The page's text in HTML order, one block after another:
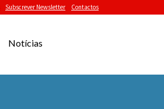
Subscrever Newsletter Contactos
Notícias